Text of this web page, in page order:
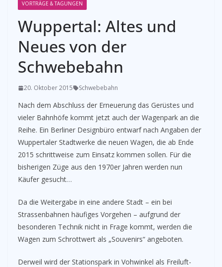
VORTRÄGE & TAGUNGEN
Wuppertal: Altes und
Neues von der
Schwebebahn
20. Oktober 2015 Schwebebahn
Nach dem Abschluss der Erneuerung das Gerüstes und
vieler Bahnhöfe kommt jetzt auch der Wagenpark an die
Reihe. Ein Berliner Designbüro entwarf nach Angaben der
Wuppertaler Stadtwerke die neuen Wagen, die ab Ende
2015 schrittweise zum Einsatz kommen sollen. Für die
bisherigen Züge aus den 1970er Jahren werden nun
Käufer gesucht…
Da die Weitergabe in eine andere Stadt – ein bei
Strassenbahnen häufiges Vorgehen – aufgrund der
besonderen Technik nicht in Frage kommt, werden die
Wagen zum Schrottwert als „Souvenirs“ angeboten.
Derweil wird der Stationspark in Vohwinkel als Freiluft-